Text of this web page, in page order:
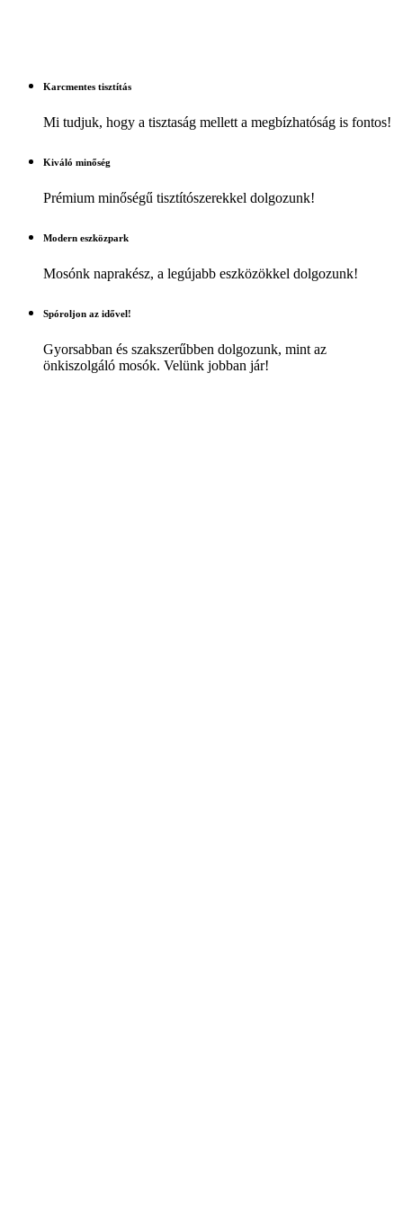
Karcmentes tisztítás
Mi tudjuk, hogy a tisztaság mellett a megbízhatóság is fontos!
Kiváló minőség
Prémium minőségű tisztítószerekkel dolgozunk!
Modern eszközpark
Mosónk naprakész, a legújabb eszközökkel dolgozunk!
Spóroljon az idővel!
Gyorsabban és szakszerűbben dolgozunk, mint az
önkiszolgáló mosók. Velünk jobban jár!